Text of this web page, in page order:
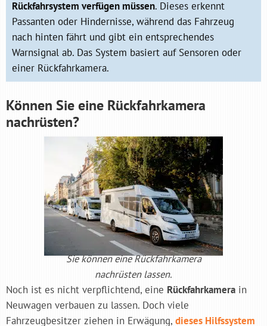
Rückfahrsystem verfügen müssen. Dieses erkennt
Passanten oder Hindernisse, während das Fahrzeug
nach hinten fährt und gibt ein entsprechendes
Warnsignal ab. Das System basiert auf Sensoren oder
einer Rückfahrkamera.
Können Sie eine Rückfahrkamera
nachrüsten?
Sie können eine Rückfahrkamera
nachrüsten lassen.
Noch ist es nicht verpflichtend, eine Rückfahrkamera in
Neuwagen verbauen zu lassen. Doch viele
Fahrzeugbesitzer ziehen in Erwägung, dieses Hilfssystem